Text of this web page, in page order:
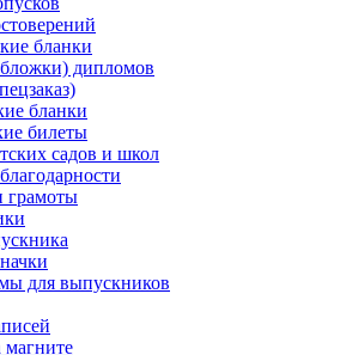
бланки
дипломов
бланки
билеты
садов и школ
для выпускников
магните